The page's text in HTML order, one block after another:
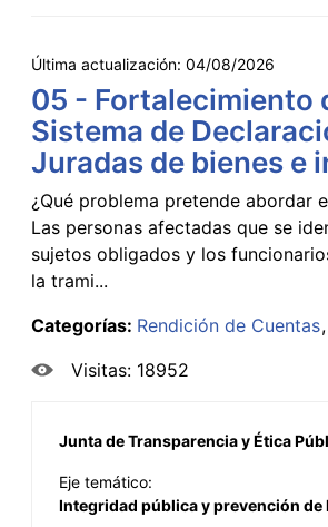
Última actualización: 04/08/2026
05 - Fortalecimiento
Sistema de
Juradas de bienes e
¿Qué problema pretende abordar
Las personas afectadas que se
sujetos obligados y los
la trami...
Categorías: Rendición de Cuentas
Visitas: 18952
Junta de Transparencia y Ética
Eje temático:
Integridad pública y prevención